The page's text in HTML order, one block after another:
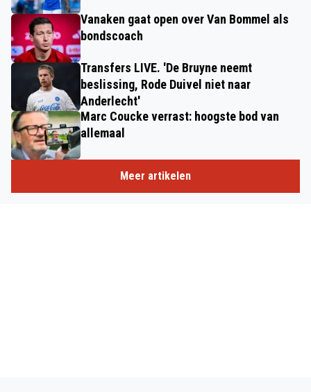
Vanaken gaat open over Van Bommel als
bondscoach
Transfers LIVE. 'De Bruyne neemt
beslissing, Rode Duivel niet naar
Anderlecht'
Marc Coucke verrast: hoogste bod van
allemaal
Meer artikelen